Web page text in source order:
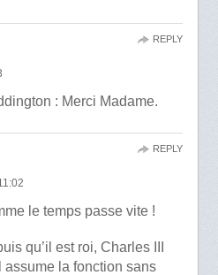
: Merci Madame.
REPLY
le temps passe vite !
qu’il est roi, Charles III
assume la fonction sans
REPLY